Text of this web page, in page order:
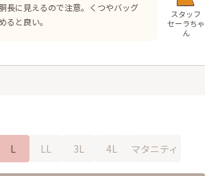
長に見えるので注意。くつやバッグ
ると良い。
スタッフ
セーラちゃ
ん
L LL 3L 4L マタニティ